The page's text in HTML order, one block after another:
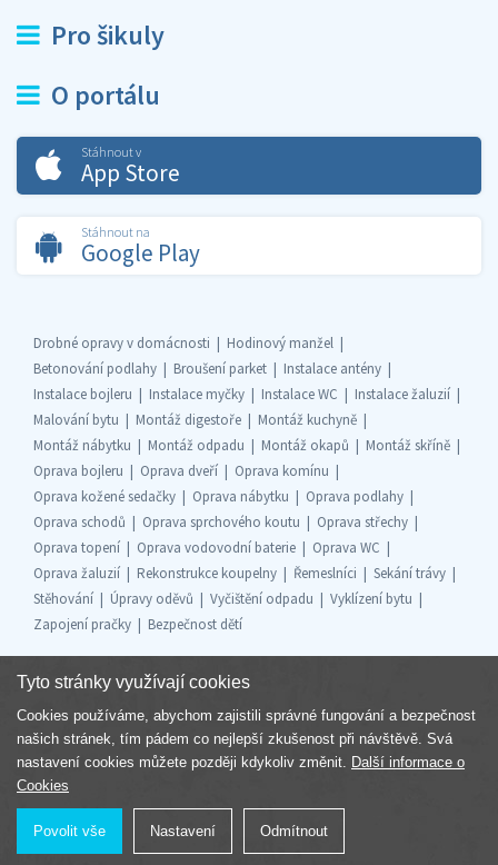
Pro šikuly
O portálu
Stáhnout v
App Store
Stáhnout na
Google Play
Drobné opravy v domácnosti
Hodinový manžel
Betonování podlahy
Broušení parket
Instalace antény
Instalace bojleru
Instalace myčky Instalace WC
Instalace žaluzií
Malování bytu
Montáž digestoře
Montáž kuchyně
Montáž nábytku
Montáž odpadu Montáž okapů
Montáž skříně
Oprava bojleru
Oprava dveří
Oprava komínu
Oprava kožené sedačky
Oprava nábytku
Oprava podlahy
Oprava schodů
Oprava sprchového koutu
Oprava střechy
Oprava topení
Oprava vodovodní baterie
Oprava WC
Oprava žaluzií
Rekonstrukce koupelny Řemeslníci
Sekání trávy
Stěhování
Úpravy oděvů Vyčištění odpadu
Vyklízení bytu
Zapojení pračky
Bezpečnost dětí
Součást skupiny
Tyto stránky využívají cookies
Cookies používáme, abychom zajistili správné fungování a bezpečnost
našich stránek, tím pádem co nejlepší zkušenost při návštěvě. Svá
nastavení cookies můžete později kdykoliv změnit. Další informace o
Cookies
Povolit vše Nastavení Odmítnout